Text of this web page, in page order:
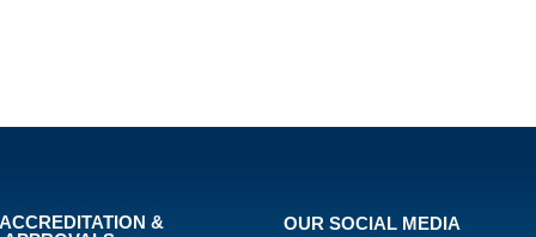
&
OUR SOCIAL MEDIA